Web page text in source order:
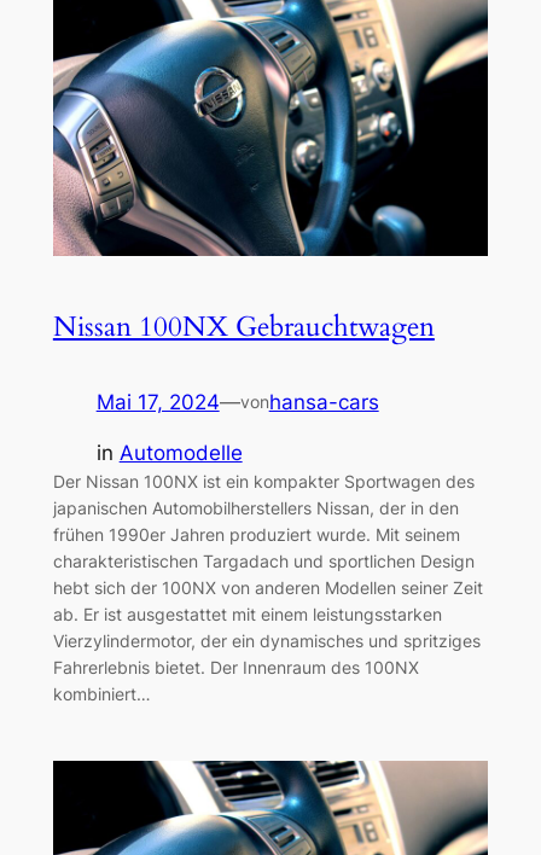
Nissan 100NX Gebrauchtwagen
Mai 17, 2024—vonhansa-cars
in Automodelle
Der Nissan 100NX ist ein kompakter Sportwagen des
japanischen Automobilherstellers Nissan, der in den
frühen 1990er Jahren produziert wurde. Mit seinem
charakteristischen Targadach und sportlichen Design
hebt sich der 100NX von anderen Modellen seiner Zeit
ab. Er ist ausgestattet mit einem leistungsstarken
Vierzylindermotor, der ein dynamisches und spritziges
Fahrerlebnis bietet. Der Innenraum des 100NX
kombiniert…